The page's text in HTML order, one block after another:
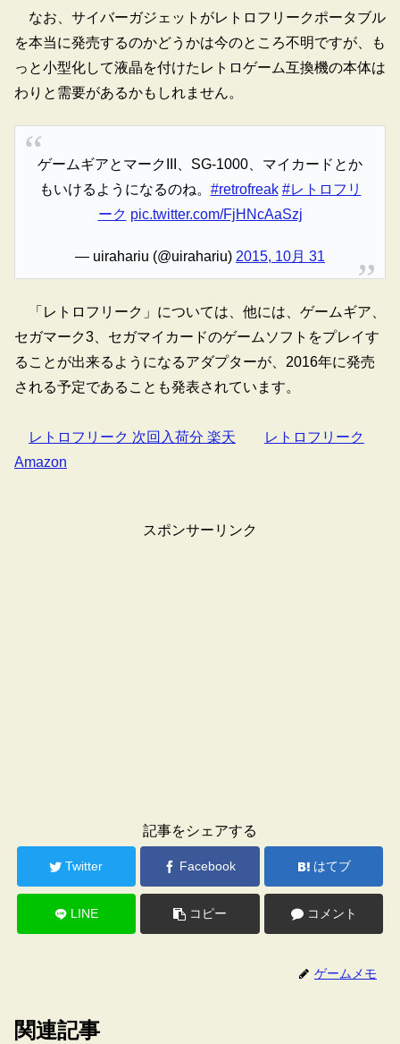
なお、サイバーガジェットがレトロフリークポータブル
を本当に発売するのかどうかは今のところ不明ですが、も
っと小型化して液晶を付けたレトロゲーム互換機の本体は
わりと需要があるかもしれません。
ゲームギアとマークIII、SG-1000、マイカードとか
もいけるようになるのね。 #retrofreak #レトロフリ
ーク pic.twitter.com/FjHNcAaSzj
— uirahariu (@uirahariu) 2015, 10月 31
「レトロフリーク」については、他には、ゲームギア、
セガマーク3、セガマイカードのゲームソフトをプレイす
ることが出来るようになるアダプターが、2016年に発売
される予定であることも発表されています。
レトロフリーク 次回入荷分 楽天
レトロフリーク
Amazon
スポンサーリンク
記事をシェアする
Twitter Facebook はてブ
LINE コピー コメント
ゲームメモ
関連記事